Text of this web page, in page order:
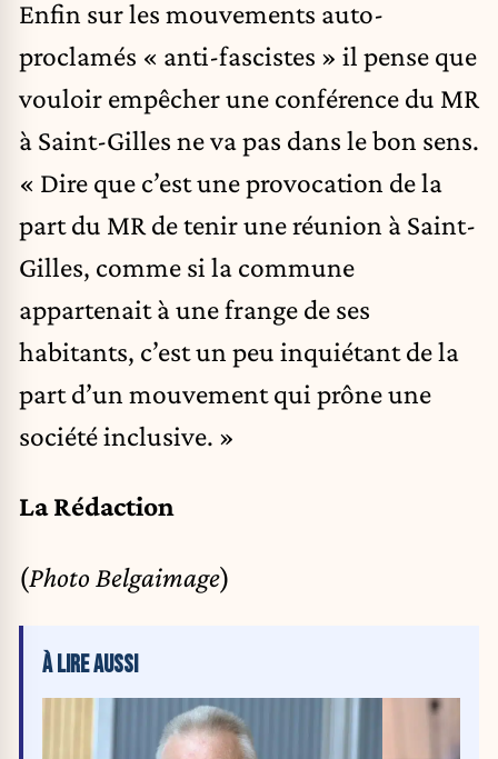
Enfin sur les mouvements auto-
proclamés « anti-fascistes » il pense que
vouloir empêcher une conférence du MR
à Saint-Gilles ne va pas dans le bon sens.
« Dire que c’est une provocation de la
part du MR de tenir une réunion à Saint-
Gilles, comme si la commune
appartenait à une frange de ses
habitants, c’est un peu inquiétant de la
part d’un mouvement qui prône une
société inclusive. »
La Rédaction
(Photo Belgaimage)
À LIRE AUSSI